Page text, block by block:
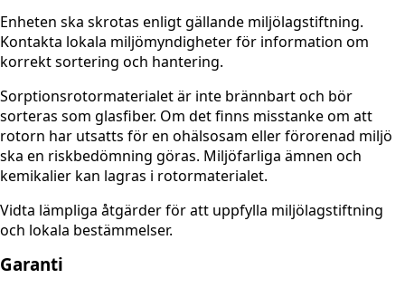
Enheten ska skrotas enligt gällande miljölagstiftning.
Kontakta lokala miljömyndigheter för information om
korrekt sortering och hantering.
Sorptionsrotormaterialet är inte brännbart och bör
sorteras som glasfiber. Om det finns misstanke om att
rotorn har utsatts för en ohälsosam eller förorenad miljö
ska en riskbedömning göras. Miljöfarliga ämnen och
kemikalier kan lagras i rotormaterialet.
Vidta lämpliga åtgärder för att uppfylla miljölagstiftning
och lokala bestämmelser.
Garanti